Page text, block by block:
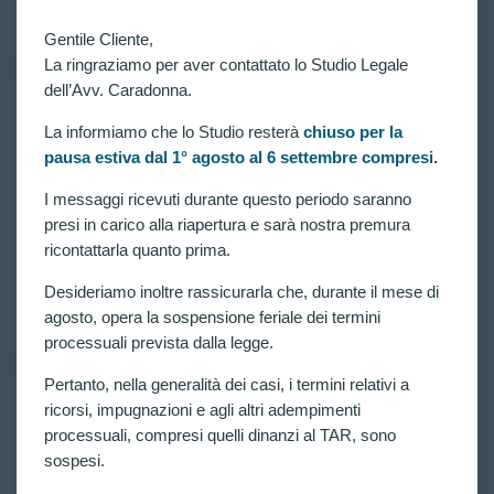
Gentile Cliente,
La ringraziamo per aver contattato lo Studio Legale
dell’Avv. Caradonna.
La informiamo che lo Studio resterà chiuso per la
pausa estiva dal 1° agosto al 6 settembre compresi.
I messaggi ricevuti durante questo periodo saranno
presi in carico alla riapertura e sarà nostra premura
ricontattarla quanto prima.
Desideriamo inoltre rassicurarla che, durante il mese di
agosto, opera la sospensione feriale dei termini
processuali prevista dalla legge.
Pertanto, nella generalità dei casi, i termini relativi a
ricorsi, impugnazioni e agli altri adempimenti
processuali, compresi quelli dinanzi al TAR, sono
sospesi.
VITTORIE CONSEGUITE
Concorso 4189 allievi carabinieri: riammesso alle
prove concorsuali ricorrente escluso per
GRACILITA’ COSTITUZIONALE (IMC<20).
Concorso per 4189 allievi carabinieri in ferma
quadriennale. Riammesso alle prove concorsuali
COSTITUZIONALE (IMC<20).
RICORSI ATTIVI VITTORIE CONSEGUITE
“GRACILITA’ DI COSTITUZIONE (LETTERA
A)”: riammesso ricorrente escluso al Concorso per